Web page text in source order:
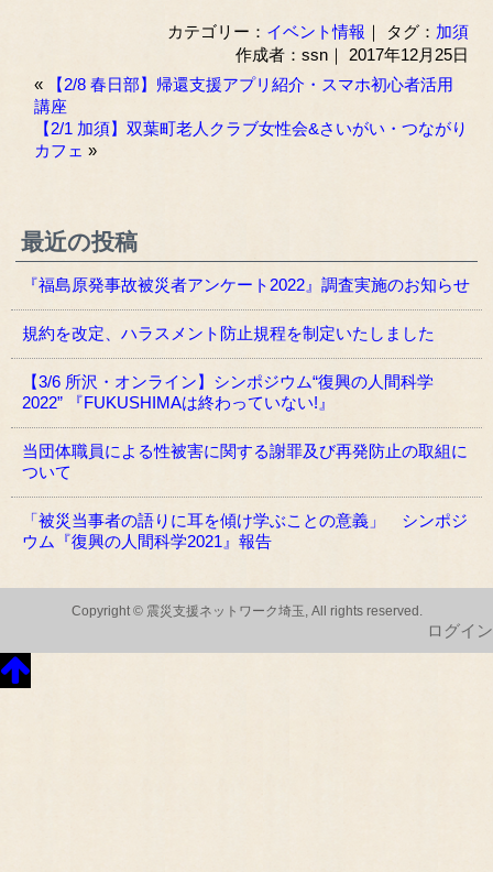
カテゴリー： イベント情報 ｜ タグ： 加須
作成者：ssn｜ 2017年12月25日
«
【2/8 春日部】帰還支援アプリ紹介・スマホ初心者活用
講座
【2/1 加須】双葉町老人クラブ女性会&さいがい・つながり
カフェ »
最近の投稿
『福島原発事故被災者アンケート2022』調査実施のお知らせ
規約を改定、ハラスメント防止規程を制定いたしました
【3/6 所沢・オンライン】シンポジウム“復興の人間科学
2022” 『FUKUSHIMAは終わっていない!』
当団体職員による性被害に関する謝罪及び再発防止の取組に
ついて
「被災当事者の語りに耳を傾け学ぶことの意義」 シンポジ
ウム『復興の人間科学2021』報告
Copyright © 震災支援ネットワーク埼玉, All rights reserved.
ログイン